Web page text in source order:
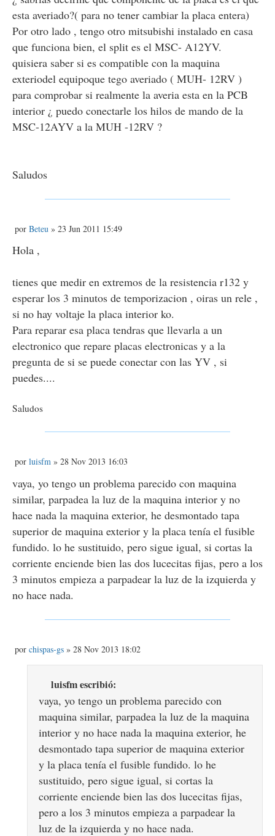
esta averiado?( para no tener cambiar la placa entera)
Por otro lado , tengo otro mitsubishi instalado en casa
que funciona bien, el split es el MSC- A12YV.
quisiera saber si es compatible con la maquina
exteriodel equipoque tego averiado ( MUH- 12RV )
para comprobar si realmente la averia esta en la PCB
interior ¿ puedo conectarle los hilos de mando de la
MSC-12AYV a la MUH -12RV ?
Saludos
M
e
n
s
e
por Beteu » 23 Jun 2011 15:49
Hola ,
tienes que medir en extremos de la resistencia r132 y
esperar los 3 minutos de temporizacion , oiras un rele ,
si no hay voltaje la placa interior ko.
Para reparar esa placa tendras que llevarla a un
electronico que repare placas electronicas y a la
pregunta de si se puede conectar con las YV , si
puedes....
Saludos
M
n
s
a
j
e
por luisfm » 28 Nov 2013 16:03
vaya, yo tengo un problema parecido con maquina
similar, parpadea la luz de la maquina interior y no
hace nada la maquina exterior, he desmontado tapa
superior de maquina exterior y la placa tenía el fusible
fundido. lo he sustituido, pero sigue igual, si cortas la
corriente enciende bien las dos lucecitas fijas, pero a los
3 minutos empieza a parpadear la luz de la izquierda y
no hace nada.
M
e
por chispas-gs » 28 Nov 2013 18:02
luisfm escribió:
vaya, yo tengo un problema parecido con
maquina similar, parpadea la luz de la maquina
interior y no hace nada la maquina exterior, he
desmontado tapa superior de maquina exterior
y la placa tenía el fusible fundido. lo he
sustituido, pero sigue igual, si cortas la
corriente enciende bien las dos lucecitas fijas,
pero a los 3 minutos empieza a parpadear la
luz de la izquierda y no hace nada.